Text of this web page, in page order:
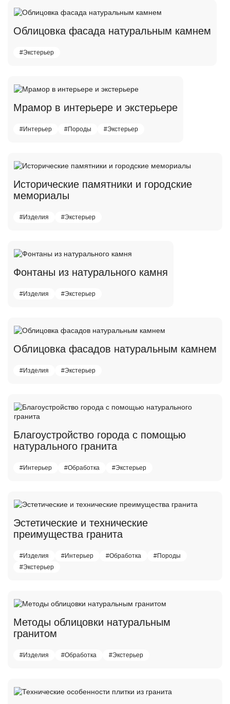
Облицовка фасада натуральным камнем
#Экстерьер
Мрамор в интерьере и экстерьере
#Интерьер #Породы #Экстерьер
Исторические памятники и городские
мемориалы
#Изделия #Экстерьер
Фонтаны из натурального камня
#Изделия #Экстерьер
Облицовка фасадов натуральным камнем
#Изделия #Экстерьер
Благоустройство города с помощью
натурального гранита
#Интерьер #Обработка #Экстерьер
Эстетические и технические
преимущества гранита
#Изделия #Интерьер #Обработка
#Породы
#Экстерьер
Методы облицовки натуральным
гранитом
#Изделия #Обработка #Экстерьер